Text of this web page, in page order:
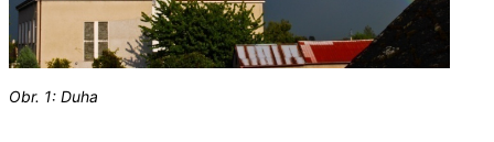
Obr. 1: Duha